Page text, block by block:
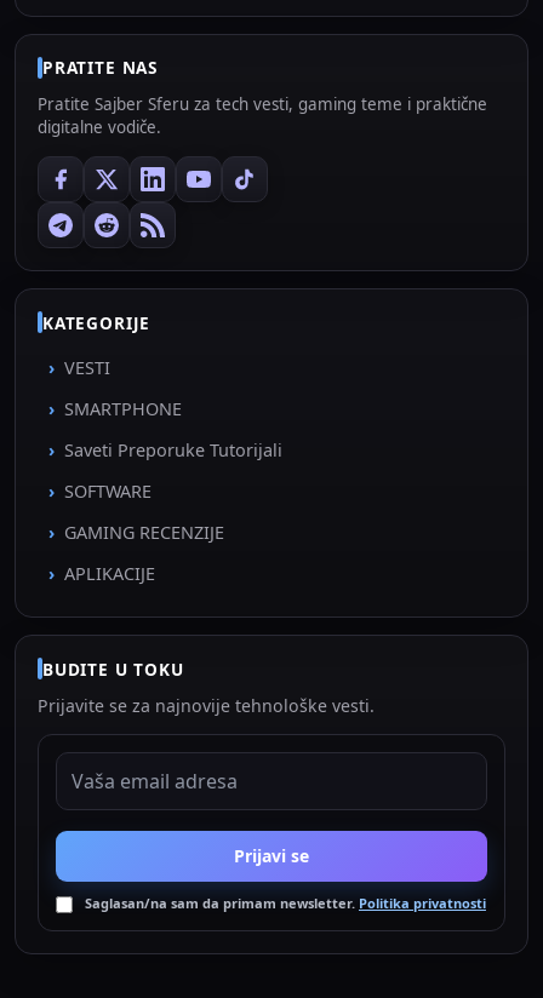
PRATITE NAS
Pratite Sajber Sferu za tech vesti, gaming teme i praktične
digitalne vodiče.
KATEGORIJE
VESTI
SMARTPHONE
Saveti Preporuke Tutorijali
SOFTWARE
GAMING RECENZIJE
APLIKACIJE
BUDITE U TOKU
Prijavite se za najnovije tehnološke vesti.
EMAIL ADRESA
Prijavi se
Saglasan/na sam da primam newsletter. Politika privatnosti